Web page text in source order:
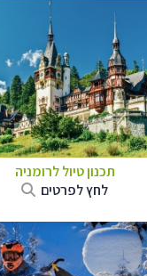
תכנון טיול לרומניה
לחץ לפרטים